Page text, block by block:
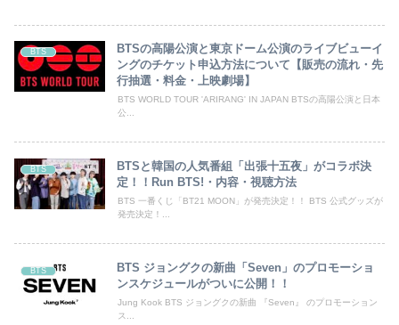
BTS
BTSの高陽公演と東京ドーム公演のライブビューイ
ングのチケット申込方法について【販売の流れ・先
行抽選・料金・上映劇場】
BTS WORLD TOUR 'ARIRANG' IN JAPAN BTSの高陽公演と日本
公...
BTS
BTSと韓国の人気番組「出張十五夜」がコラボ決
定！！Run BTS!・内容・視聴方法
BTS 一番くじ「BT21 MOON」が発売決定！！ BTS 公式グッズが
発売決定！...
BTS
BTS ジョングクの新曲「Seven」のプロモーショ
ンスケジュールがついに公開！！
Jung Kook BTS ジョングクの新曲 『Seven』 のプロモーション
ス...